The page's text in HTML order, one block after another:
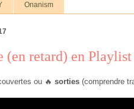
Onanism
(en retard) en
ou 🔥 sorties (comprendre